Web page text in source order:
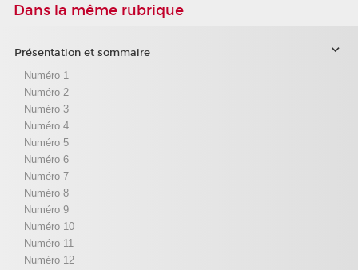
Dans la même rubrique
Présentation et sommaire
Numéro 1
Numéro 2
Numéro 3
Numéro 4
Numéro 5
Numéro 6
Numéro 7
Numéro 8
Numéro 9
Numéro 10
Numéro 11
Numéro 12